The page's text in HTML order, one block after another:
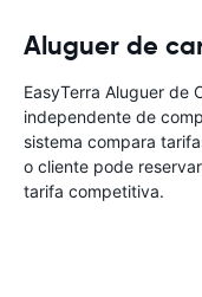
Aluguer de
EasyTerra Aluguer de
independente de
sistema compara
o cliente pode
tarifa competitiva.